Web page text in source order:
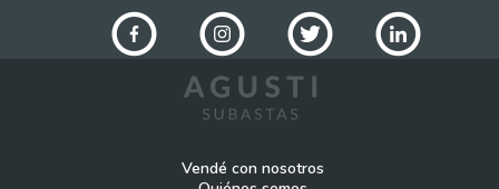
Vendé con nosotros